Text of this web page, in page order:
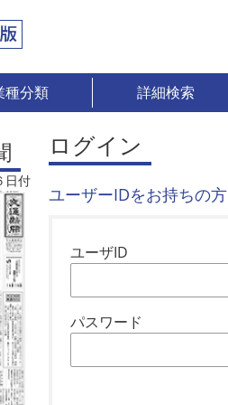
種分類 詳細検索
日付
ログイン
ユーザーIDをお持ちの方
ユーザID
パスワード